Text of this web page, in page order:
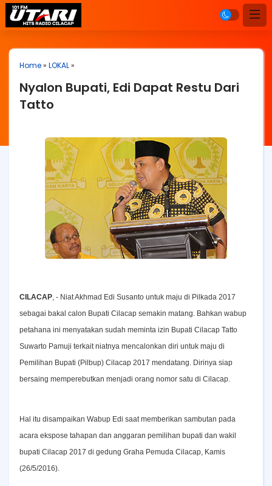
Home» LOKAL»
Nyalon Bupati, Edi Dapat Restu Dari
Tatto
CILACAP, - Niat Akhmad Edi Susanto untuk maju di Pilkada 2017
sebagai bakal calon Bupati Cilacap semakin matang. Bahkan wabup
petahana ini menyatakan sudah meminta izin Bupati Cilacap Tatto
Suwarto Pamuji terkait niatnya mencalonkan diri untuk maju di
Pemilihan Bupati (Pilbup) Cilacap 2017 mendatang. Dirinya siap
bersaing memperebutkan menjadi orang nomor satu di Cilacap.
Hal itu disampaikan Wabup Edi saat memberikan sambutan pada
acara ekspose tahapan dan anggaran pemilihan bupati dan wakil
bupati Cilacap 2017 di gedung Graha Pemuda Cilacap, Kamis
(26/5/2016).